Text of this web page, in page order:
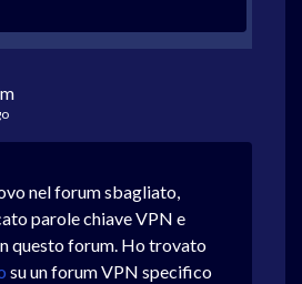
nel forum sbagliato,
parole chiave VPN e
questo forum. Ho trovato
su un forum VPN specifico